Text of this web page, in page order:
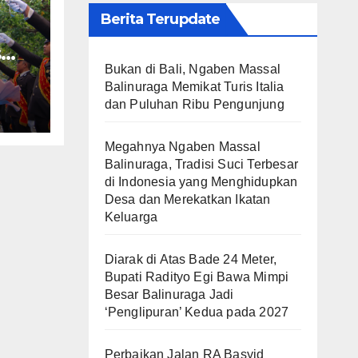
Berita Terupdate
Bukan di Bali, Ngaben Massal
Balinuraga Memikat Turis Italia
dan Puluhan Ribu Pengunjung
Megahnya Ngaben Massal
Balinuraga, Tradisi Suci Terbesar
di Indonesia yang Menghidupkan
Desa dan Merekatkan Ikatan
Keluarga
Diarak di Atas Bade 24 Meter,
Bupati Radityo Egi Bawa Mimpi
Besar Balinuraga Jadi
‘Penglipuran’ Kedua pada 2027
Perbaikan Jalan RA Basyid